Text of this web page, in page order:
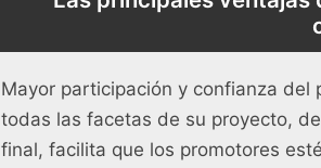
Mayor participación y confianza del
todas las facetas de su proyecto,
final, facilita que los promotores